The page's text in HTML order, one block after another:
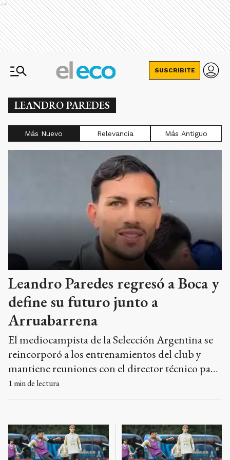
Ads
SUSCRIBITE
LEANDRO PAREDES
Más Nuevo Relevancia Más Antiguo
Leandro Paredes regresó a Boca y
define su futuro junto a
Arruabarrena
El mediocampista de la Selección Argentina se
reincorporó a los entrenamientos del club y
mantiene reuniones con el director técnico para
determinar su continuidad deportiva.
1 min de lectura